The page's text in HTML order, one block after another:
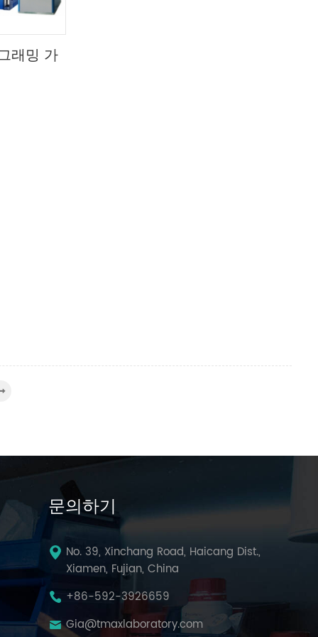
래밍 가
문의하기
No. 39, Xinchang Road, Haicang Dist.,
Xiamen, Fujian, China
+86-592-3926659
Gia@tmaxlaboratory.com